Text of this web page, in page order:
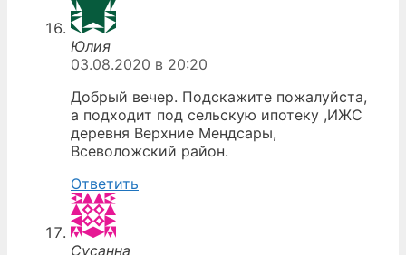
Юлия
03.08.2020 в 20:20
Добрый вечер. Подскажите пожалуйста,
а подходит под сельскую ипотеку ,ИЖС
деревня Верхние Мендсары,
Всеволожский район.
Ответить
Сусанна